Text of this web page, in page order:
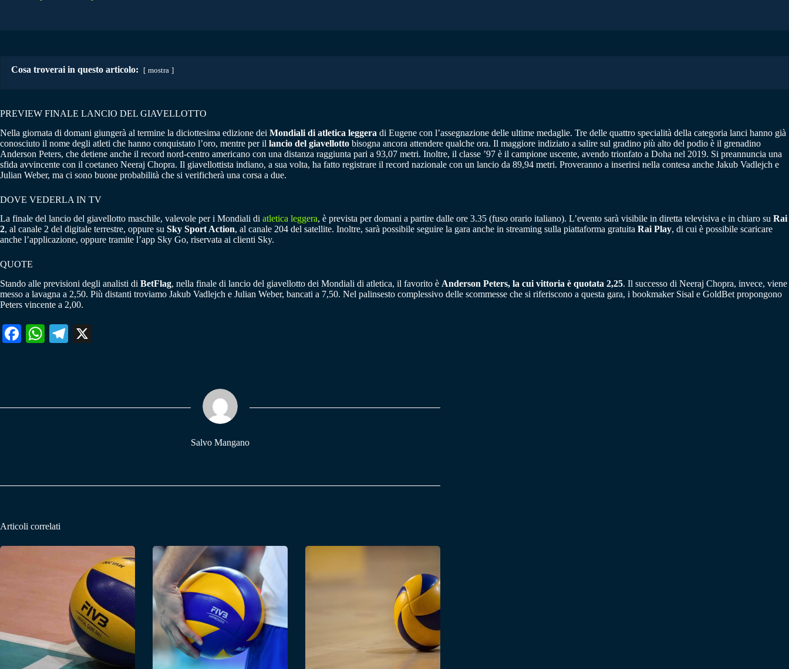
Cosa troverai in questo articolo: mostra
PREVIEW FINALE LANCIO DEL GIAVELLOTTO
Nella giornata di domani giungerà al termine la diciottesima edizione dei Mondiali di atletica leggera di Eugene con l’assegnazione delle ultime medaglie. Tre delle quattro specialità della categoria lanci hanno già
conosciuto il nome degli atleti che hanno conquistato l’oro, mentre per il lancio del giavellotto bisogna ancora attendere qualche ora. Il maggiore indiziato a salire sul gradino più alto del podio è il grenadino
Anderson Peters, che detiene anche il record nord-centro americano con una distanza raggiunta pari a 93,07 metri. Inoltre, il classe ’97 è il campione uscente, avendo trionfato a Doha nel 2019. Si preannuncia una
sfida avvincente con il coetaneo Neeraj Chopra. Il giavellottista indiano, a sua volta, ha fatto registrare il record nazionale con un lancio da 89,94 metri. Proveranno a inserirsi nella contesa anche Jakub Vadlejch e
Julian Weber, ma ci sono buone probabilità che si verificherà una corsa a due.
DOVE VEDERLA IN TV
La finale del lancio del giavellotto maschile, valevole per i Mondiali di atletica leggera, è prevista per domani a partire dalle ore 3.35 (fuso orario italiano). L’evento sarà visibile in diretta televisiva e in chiaro su Rai
2, al canale 2 del digitale terrestre, oppure su Sky Sport Action, al canale 204 del satellite. Inoltre, sarà possibile seguire la gara anche in streaming sulla piattaforma gratuita Rai Play, di cui è possibile scaricare
anche l’applicazione, oppure tramite l’app Sky Go, riservata ai clienti Sky.
QUOTE
Stando alle previsioni degli analisti di BetFlag, nella finale di lancio del giavellotto dei Mondiali di atletica, il favorito è Anderson Peters, la cui vittoria è quotata 2,25. Il successo di Neeraj Chopra, invece, viene
messo a lavagna a 2,50. Più distanti troviamo Jakub Vadlejch e Julian Weber, bancati a 7,50. Nel palinsesto complessivo delle scommesse che si riferiscono a questa gara, i bookmaker Sisal e GoldBet propongono
Peters vincente a 2,00.
Fa W
pp
Te
m
Salvo Mangano
Articoli correlati